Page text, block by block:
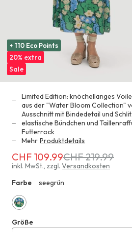
+ 110 Eco Points
20% extra
Sale
Limited Edition: knöchellanges
aus der "Water Bloom Collection"
Ausschnitt mit Bindedetail und
elastische Bündchen und
Futterrock
Mehr Produktdetails
Erhältlich
für
anstatt
CHF 219.99
CHF 109.99CHF 219.99
inkl. MwSt., zzgl. Versandkosten
Farbe
seegrün
Größe